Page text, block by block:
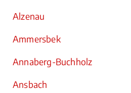
Alzenau
Ammersbek
Annaberg-Buchholz
Ansbach